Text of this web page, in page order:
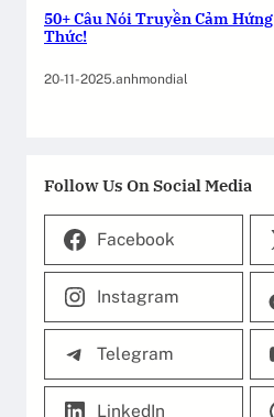
50+ Câu Nói Truyền Cảm
Thức!
20-11-2025.anhmondial
Follow Us On Social Media
Facebook
Instagram
Telegram
LinkedIn